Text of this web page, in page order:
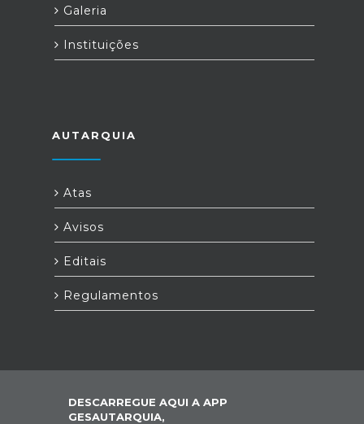
Galeria
Instituições
AUTARQUIA
Atas
Avisos
Editais
Regulamentos
DESCARREGUE AQUI A APP
GESAUTARQUIA,